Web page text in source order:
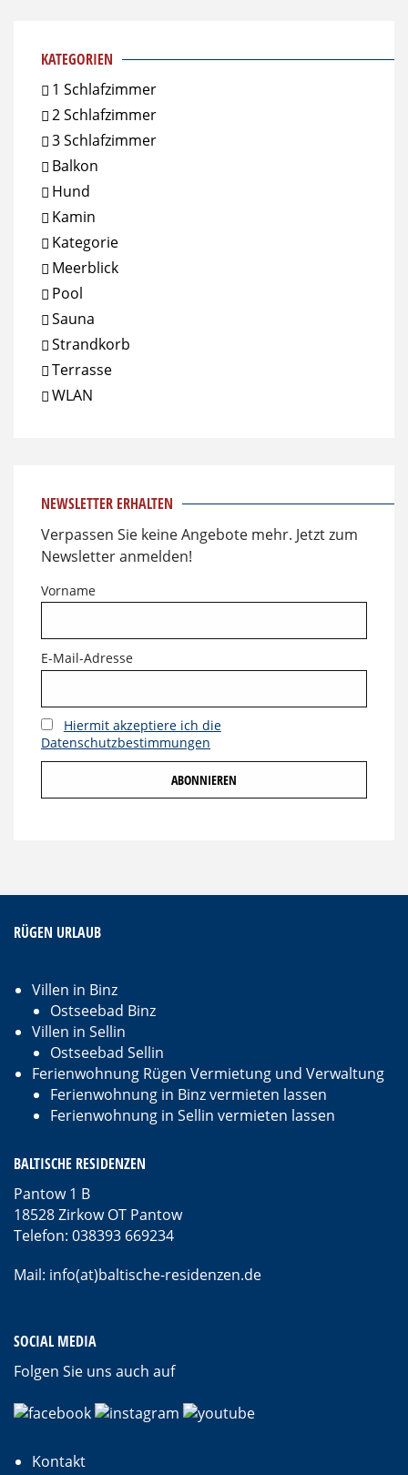
KATEGORIEN
1 Schlafzimmer
2 Schlafzimmer
3 Schlafzimmer
Balkon
Hund
Kamin
Kategorie
Meerblick
Pool
Sauna
Strandkorb
Terrasse
WLAN
NEWSLETTER ERHALTEN
Verpassen Sie keine Angebote mehr. Jetzt zum
Newsletter anmelden!
Vorname
E-Mail-Adresse
Hiermit akzeptiere ich die
Datenschutzbestimmungen
RÜGEN URLAUB
Villen in Binz
Ostseebad Binz
Villen in Sellin
Ostseebad Sellin
Ferienwohnung Rügen Vermietung und Verwaltung
Ferienwohnung in Binz vermieten lassen
Ferienwohnung in Sellin vermieten lassen
BALTISCHE RESIDENZEN
Pantow 1 B
18528 Zirkow OT Pantow
Telefon: 038393 669234
Mail: info(at)baltische-residenzen.de
SOCIAL MEDIA
Folgen Sie uns auch auf
Kontakt